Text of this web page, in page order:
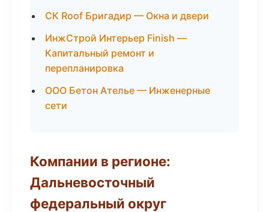
СК Roof Бригадир — Окна и двери
ИнжСтрой Интерьер Finish —
Капитальный ремонт и
перепланировка
ООО Бетон Ателье — Инженерные
сети
Компании в регионе:
Дальневосточный
федеральный округ